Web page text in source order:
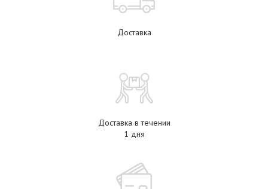
Доставка
Доставка в течении
1 дня